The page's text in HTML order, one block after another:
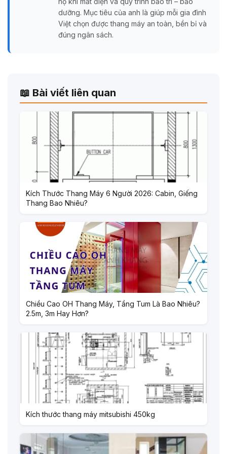
dưỡng. Mục tiêu của anh là giúp mỗi gia đình
Việt chọn được thang máy an toàn, bền bỉ và
đúng ngân sách.
📖 Bài viết liên quan
Kích Thước Thang Máy 6 Người 2026: Cabin, Giếng
Thang Bao Nhiêu?
Chiều Cao OH Thang Máy, Tầng Tum Là Bao Nhiêu?
2.5m, 3m Hay Hơn?
Kích thước thang máy mitsubishi 450kg